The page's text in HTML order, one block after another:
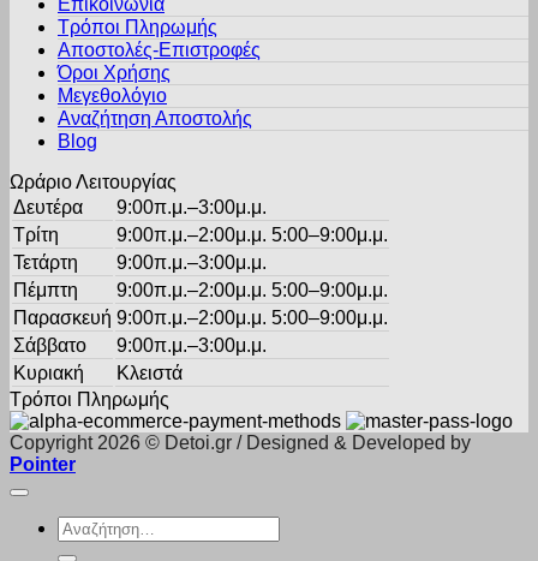
επιλογές
μπορούν
επιλεγούν
σελίδα
Επικοινωνία
Τρόποι Πληρωμής
Αποστολές-Επιστροφές
Όροι Χρήσης
Μεγεθολόγιο
Αναζήτηση Αποστολής
Blog
Ωράριο Λειτουργίας
Δευτέρα
9:00π.μ.–3:00μ.μ.
Τρίτη
9:00π.μ.–2:00μ.μ. 5:00–9:00μ.μ.
Τετάρτη
9:00π.μ.–3:00μ.μ.
Πέμπτη
9:00π.μ.–2:00μ.μ. 5:00–9:00μ.μ.
Παρασκευή 9:00π.μ.–2:00μ.μ. 5:00–9:00μ.μ.
Σάββατο
9:00π.μ.–3:00μ.μ.
Κυριακή
Κλειστά
Τρόποι Πληρωμής
Copyright 2026 © Detoi.gr / Designed & Developed by
Pointer
Αναζήτηση
για: